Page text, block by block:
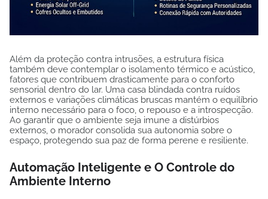
Além da proteção contra intrusões, a estrutura física
também deve contemplar o isolamento térmico e acústico,
fatores que contribuem drasticamente para o conforto
sensorial dentro do lar. Uma casa blindada contra ruídos
externos e variações climáticas bruscas mantém o equilíbrio
interno necessário para o foco, o repouso e a introspecção.
Ao garantir que o ambiente seja imune a distúrbios
externos, o morador consolida sua autonomia sobre o
espaço, protegendo sua paz de forma perene e resiliente.
Automação Inteligente e O Controle do
Ambiente Interno